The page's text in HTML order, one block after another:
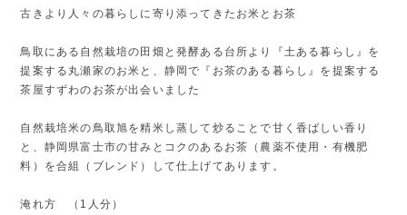
古きより人々の暮らしに寄り添ってきたお米とお茶
鳥取にある自然栽培の田畑と発酵ある台所より『土ある暮らし』を
提案する丸瀬家のお米と、静岡で『お茶のある暮らし』を提案する
茶屋すずわのお茶が出会いました
自然栽培米の鳥取旭を精米し蒸して炒ることで甘く香ばしい香り
と、静岡県富士市の甘みとコクのあるお茶（農薬不使用・有機肥
料）を合組（ブレンド）して仕上げてあります。
淹れ方 （1人分）